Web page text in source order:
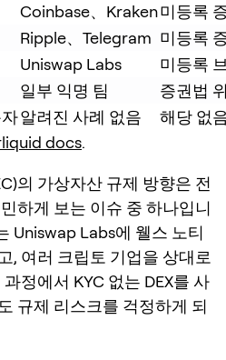
Coinbase、Kraken미등록
Ripple、Telegram 미등록
Uniswap Labs
미등록
일부 익명 팀
증권법
알려진 사례 없음
해당 없
docs.
의 가상자산 규제 방향은 전
하게 보는 이슈 중 하나입니
Uniswap Labs에 웰스 노티
, 여러 크립토 기업을 상대로
정에서 KYC 없는 DEX를 사
규제 리스크를 걱정하게 되